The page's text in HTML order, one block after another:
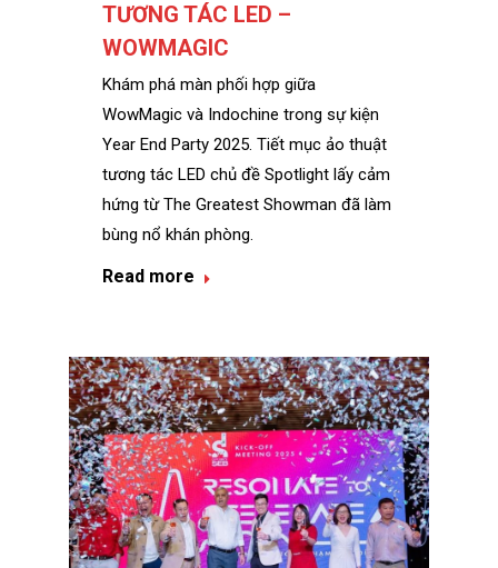
TƯƠNG TÁC LED –
WOWMAGIC
Khám phá màn phối hợp giữa
WowMagic và Indochine trong sự kiện
Year End Party 2025. Tiết mục ảo thuật
tương tác LED chủ đề Spotlight lấy cảm
hứng từ The Greatest Showman đã làm
bùng nổ khán phòng.
Read more